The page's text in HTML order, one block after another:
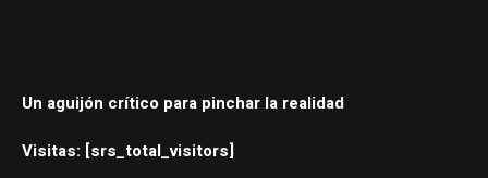
Un aguijón crítico para pinchar la realidad
Visitas: [srs_total_visitors]